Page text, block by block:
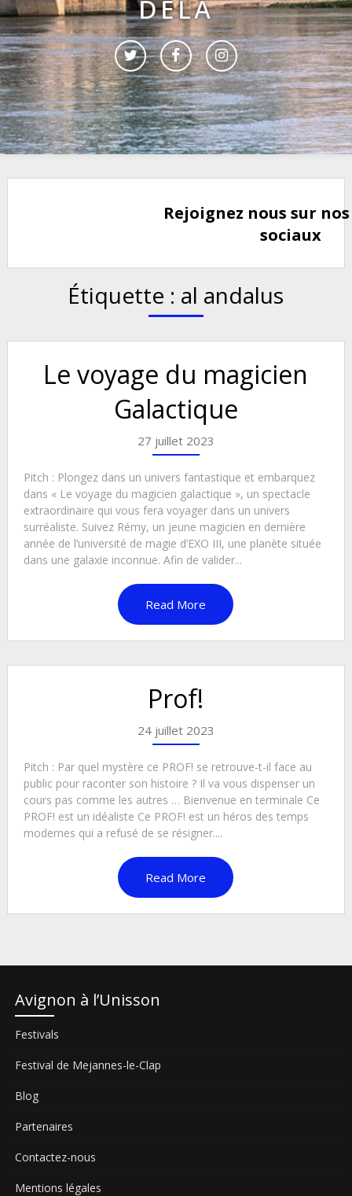
DELÀ
Rejoignez nous sur
sociaux
Étiquette : al andalus
Le voyage du magicien
Galactique
27 juillet 2023
Pitch : Plongez dans un univers fantastique et embarquez
dans « Le voyage du magicien galactique », un spectacle
extraordinaire qui vous fera voyager dans un univers
surréaliste. Suivez Rémy, un jeune magicien en dernière
année de l’université de magie d’EXO III, une planète située
dans une galaxie inconnue. Afin de valider...
Read More
Prof!
24 juillet 2023
Pitch : Par quel mystère ce PROF! se retrouve-t-il face au
public pour raconter son histoire ? Il va vous dispenser un
cours pas comme les autres … Bienvenue en terminale Ce
PROF! est un idéaliste Ce PROF! est un héros des temps
modernes qui a refusé de se résigner....
Read More
Avignon à l’Unisson
Festivals
Festival de Mejannes-le-Clap
Blog
Partenaires
Contactez-nous
Mentions légales